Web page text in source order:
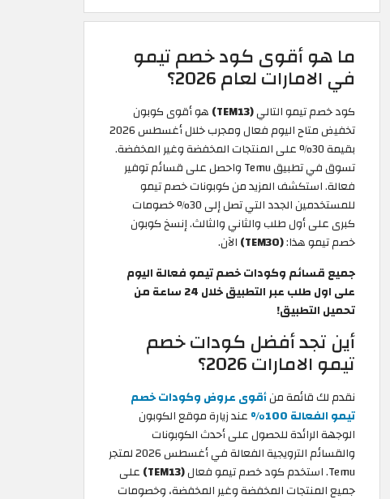
ما هو أقوى كود خصم تيمو
في الامارات لعام 2026؟
كود خصم تيمو التالي(TEM13)
هو أقوى كوبون
تخفيض متاح اليوم فعال ومجرب خلال أغسطس 2026
بقيمة 30% على المنتجات المخفضة وغير المخفضة.
تسوق في تطبيق Temu واحصل على قسائم توفير
فعالة. استكشف المزيد من كوبونات خصم تيمو
للمستخدمين الجدد التي تصل إلى 30% خصومات
كبرى على أول طلب والثاني والثالث. إنسخ كوبون
خصم تيمو هذا:(TEM30)
الآن.
جميع قسائم وكودات خصم تيمو فعالة اليوم
على اول طلب عبر التطبيق خلال 24 ساعة من
تحميل التطبيق!
أين تجد أفضل كودات خصم
تيمو الامارات 2026؟
نقدم لك قائمة منأقوى عروض وكودات خصم
تيمو الفعالة 100%
عند زيارة موقع الكوبون
الوجهة الرائدة للحصول على أحدث الكوبونات
والقسائم الترويجية الفعالة في أغسطس 2026 لمتجر
Temu. استخدم كود خصم تيمو فعال
(TEM13)
على
جميع المنتجات المخفضة وغير المخفضة، وخصومات